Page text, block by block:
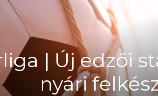
| Új edzői
nyári